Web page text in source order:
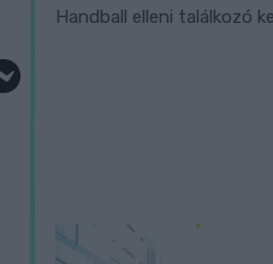
Handball elleni találkozó